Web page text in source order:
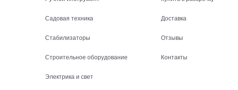
Садовая техника
Стабилизаторы
Строительное оборудование
Электрика и свет
Доставка
Отзывы
Контакты